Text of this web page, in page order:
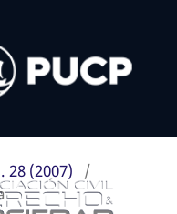
28 (2007)
/